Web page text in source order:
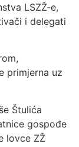
LSZŽ-e,
i delegati
primjerna uz
Štulića
gospođe
lovce ZŽ